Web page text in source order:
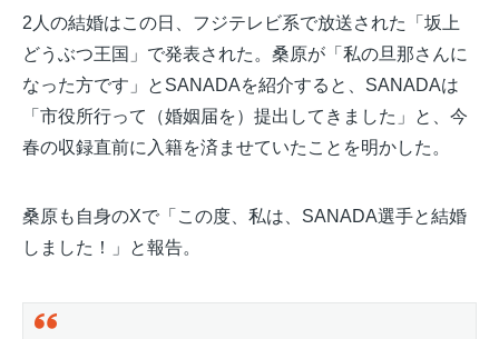
2人の結婚はこの日、フジテレビ系で放送された「坂上
どうぶつ王国」で発表された。桑原が「私の旦那さんに
なった方です」とSANADAを紹介すると、SANADAは
「市役所行って（婚姻届を）提出してきました」と、今
春の収録直前に入籍を済ませていたことを明かした。
桑原も自身のXで「この度、私は、SANADA選手と結婚
しました！」と報告。